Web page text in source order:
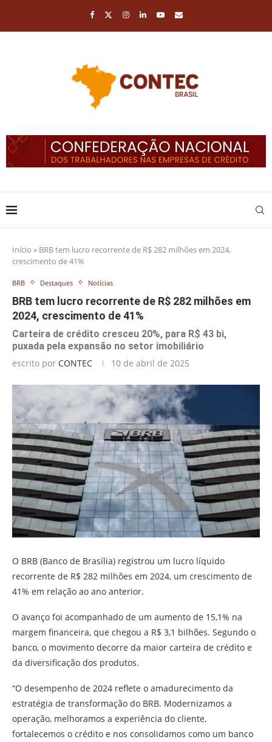
Início » BRB tem lucro recorrente de R$ 282 milhões em 2024,
crescimento de 41%
BRB Destaques Notícias
BRB tem lucro recorrente de R$ 282 milhões em
2024, crescimento de 41%
Carteira de crédito cresceu 20%, para R$ 43 bi,
puxada pela expansão no setor imobiliário
escrito por CONTEC 10 de abril de 2025
O BRB (Banco de Brasília) registrou um lucro líquido
recorrente de R$ 282 milhões em 2024, um crescimento de
41% em relação ao ano anterior.
O avanço foi acompanhado de um aumento de 15,1% na
margem financeira, que chegou a R$ 3,1 bilhões. Segundo o
banco, o movimento decorre da maior carteira de crédito e
da diversificação dos produtos.
“O desempenho de 2024 reflete o amadurecimento da
estratégia de transformação do BRB. Modernizamos a
operação, melhoramos a experiência do cliente,
fortalecemos o crédito e nos consolidamos como um banco